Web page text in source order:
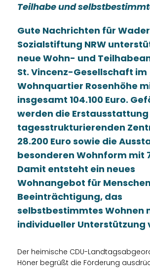
Teilhabe und
Gute Nachrichten für
Sozialstiftung NRW
neue Wohn- und
St. Vincenz-Gesellschaft im
Wohnquartier Rosenhöhe
insgesamt 104.100 Euro.
werden die Erstausstattung
tagesstrukturierenden
28.200 Euro sowie die
besonderen Wohnform mit
Damit entsteht ein neues
Wohnangebot für
Beeinträchtigung, das
selbstbestimmtes Wohnen
individueller Unterstützung
Der heimische CDU-
Höner begrüßt die Förderung